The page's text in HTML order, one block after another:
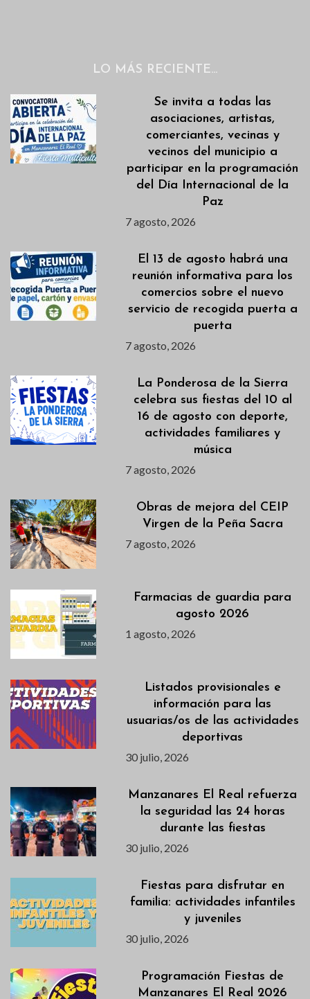
LO MÁS RECIENTE…
Se invita a todas las
asociaciones, artistas,
comerciantes, vecinas y
vecinos del municipio a
participar en la programación
del Día Internacional de la
Paz
7 agosto, 2026
El 13 de agosto habrá una
reunión informativa para los
comercios sobre el nuevo
servicio de recogida puerta a
puerta
7 agosto, 2026
La Ponderosa de la Sierra
celebra sus fiestas del 10 al
16 de agosto con deporte,
actividades familiares y
música
7 agosto, 2026
Obras de mejora del CEIP
Virgen de la Peña Sacra
7 agosto, 2026
Farmacias de guardia para
agosto 2026
1 agosto, 2026
Listados provisionales e
información para las
usuarias/os de las actividades
deportivas
30 julio, 2026
Manzanares El Real refuerza
la seguridad las 24 horas
durante las fiestas
30 julio, 2026
Fiestas para disfrutar en
familia: actividades infantiles
y juveniles
30 julio, 2026
Programación Fiestas de
Manzanares El Real 2026